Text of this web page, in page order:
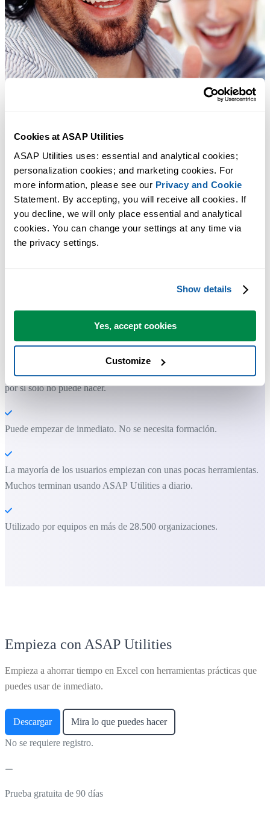
Cookies at ASAP Utilities
ASAP Utilities uses: essential and analytical cookies;
personalization cookies; and marketing cookies. For
more information, please see our Privacy and Cookie
Statement. By accepting, you will receive all cookies. If
you decline, we will only place essential and analytical
cookies. You can change your settings at any time via
the privacy settings.
Show details
Yes, accept cookies
Customize
Ahorra tiempo en Excel. Así de fácil.
ASAP Utilities te ayuda a ahorrar tiempo y a hacer cosas que Excel
por sí solo no puede hacer.
Puede empezar de inmediato. No se necesita formación.
La mayoría de los usuarios empiezan con unas pocas herramientas.
Muchos terminan usando ASAP Utilities a diario.
Utilizado por equipos en más de 28.500 organizaciones.
Empieza con ASAP Utilities
Empieza a ahorrar tiempo en Excel con herramientas prácticas que
puedes usar de inmediato.
Descargar Mira lo que puedes hacer
No se requiere registro.
Prueba gratuita de 90 días